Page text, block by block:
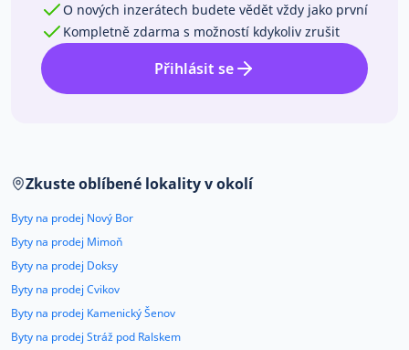
Okamžitý výkup
Přehled realitních makléřů
O nás
Kariéra
Kontakt
O nových inzerátech budete vědět vždy jako první
Kompletně zdarma s možností kdykoliv zrušit
Přihlásit se
Zkuste oblíbené lokality v okolí
Byty na prodej Nový Bor
Byty na prodej Mimoň
Byty na prodej Doksy
Byty na prodej Cvikov
Byty na prodej Kamenický Šenov
Byty na prodej Stráž pod Ralskem